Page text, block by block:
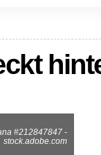
#212847847 -
stock.adobe.com